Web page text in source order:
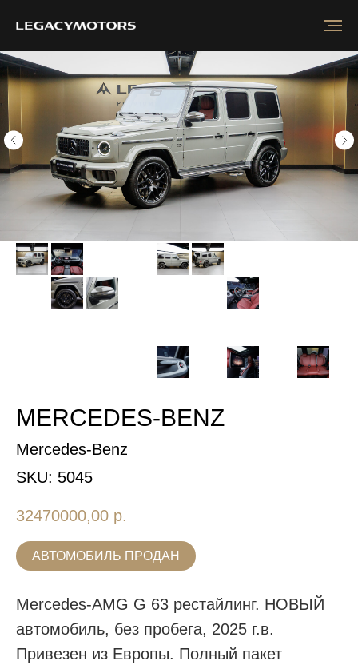
MERCEDES-BENZ
Mercedes-Benz
SKU: 5045
32470000,00 р.
АВТОМОБИЛЬ ПРОДАН
Mercedes-AMG G 63 рестайлинг. НОВЫЙ
автомобиль, без пробега, 2025 г.в.
Привезен из Европы. Полный пакет